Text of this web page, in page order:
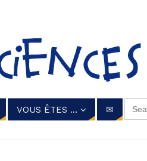
VOUS ÊTES … ✉